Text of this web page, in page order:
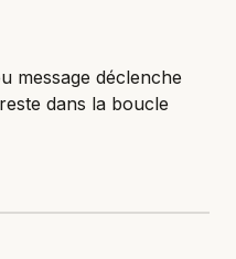
message déclenche
dans la boucle